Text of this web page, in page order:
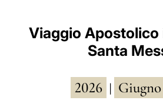
Viaggio Apostolico
Santa
2026 Giugno